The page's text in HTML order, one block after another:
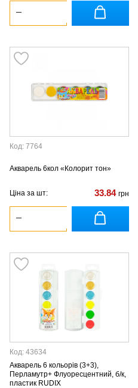
Код: 7764
Акварель 6кол «Колорит тон»
Ціна за шт: 33.84 грн
Код: 43634
Акварель 6 кольорів (3+3),
Перламутр+ Флуоресцентний, б/к,
пластик RUDIX